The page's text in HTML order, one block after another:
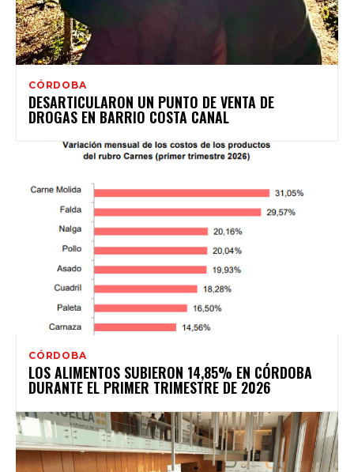
CÓRDOBA
DESARTICULARON UN PUNTO DE VENTA DE
DROGAS EN BARRIO COSTA CANAL
CÓRDOBA
LOS ALIMENTOS SUBIERON 14,85% EN CÓRDOBA
DURANTE EL PRIMER TRIMESTRE DE 2026